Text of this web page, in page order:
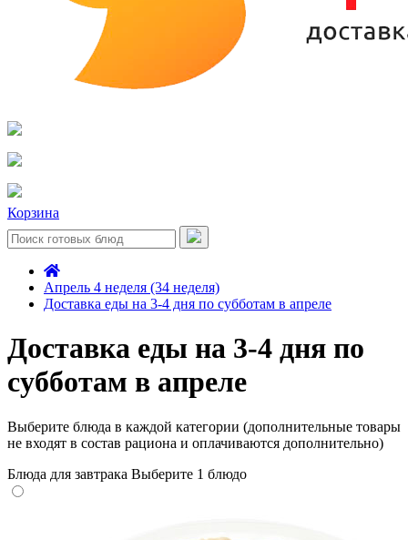
Корзина
Апрель 4 неделя (34 неделя)
Доставка еды на 3-4 дня по субботам в апреле
Доставка еды на 3-4 дня по
субботам в апреле
Выберите блюда в каждой категории (дополнительные товары
не входят в состав рациона и оплачиваются дополнительно)
Блюда для завтрака Выберите 1 блюдо